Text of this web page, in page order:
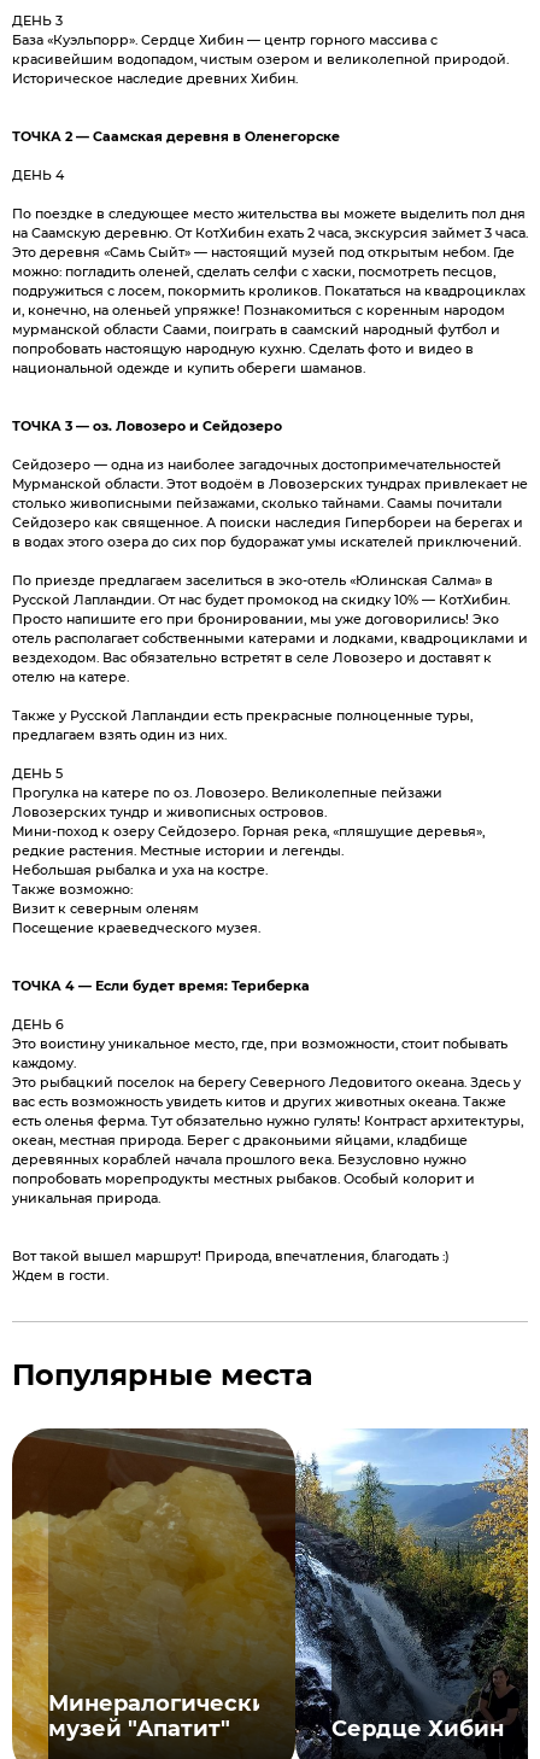
ДЕНЬ 3
База «Куэльпорр». Сердце Хибин — центр горного массива с
красивейшим водопадом, чистым озером и великолепной природой.
Историческое наследие древних Хибин.
ТОЧКА 2 — Саамская деревня в Оленегорске
ДЕНЬ 4
По поездке в следующее место жительства вы можете выделить пол дня
на Саамскую деревню. От КотХибин ехать 2 часа, экскурсия займет 3 часа.
Это деревня «Самь Сыйт» — настоящий музей под открытым небом. Где
можно: погладить оленей, сделать селфи с хаски, посмотреть песцов,
подружиться с лосем, покормить кроликов. Покататься на квадроциклах
и, конечно, на оленьей упряжке! Познакомиться с коренным народом
мурманской области Саами, поиграть в саамский народный футбол и
попробовать настоящую народную кухню. Сделать фото и видео в
национальной одежде и купить обереги шаманов.
ТОЧКА 3 — оз. Ловозеро и Сейдозеро
Сейдозеро — одна из наиболее загадочных достопримечательностей
Мурманской области. Этот водоём в Ловозерских тундрах привлекает не
столько живописными пейзажами, сколько тайнами. Саамы почитали
Сейдозеро как священное. А поиски наследия Гипербореи на берегах и
в водах этого озера до сих пор будоражат умы искателей приключений.
По приезде предлагаем заселиться в эко-отель «Юлинская Салма» в
Русской Лапландии. От нас будет промокод на скидку 10% — КотХибин.
Просто напишите его при бронировании, мы уже договорились! Эко
отель располагает собственными катерами и лодками, квадроциклами и
вездеходом. Вас обязательно встретят в селе Ловозеро и доставят к
отелю на катере.
Также у Русской Лапландии есть прекрасные полноценные туры,
предлагаем взять один из них.
ДЕНЬ 5
Прогулка на катере по оз. Ловозеро. Великолепные пейзажи
Ловозерских тундр и живописных островов.
Мини-поход к озеру Сейдозеро. Горная река, «пляшущие деревья»,
редкие растения. Местные истории и легенды.
Небольшая рыбалка и уха на костре.
Также возможно:
Визит к северным оленям
Посещение краеведческого музея.
ТОЧКА 4 — Если будет время: Териберка
ДЕНЬ 6
Это воистину уникальное место, где, при возможности, стоит побывать
каждому.
Это рыбацкий поселок на берегу Северного Ледовитого океана. Здесь у
вас есть возможность увидеть китов и других животных океана. Также
есть оленья ферма. Тут обязательно нужно гулять! Контраст архитектуры,
океан, местная природа. Берег с драконьими яйцами, кладбище
деревянных кораблей начала прошлого века. Безусловно нужно
попробовать морепродукты местных рыбаков. Особый колорит и
уникальная природа.
Вот такой вышел маршрут! Природа, впечатления, благодать :)
Ждем в гости.
Популярные места
Минералогический
музей "Апатит"
Сердце Хибин